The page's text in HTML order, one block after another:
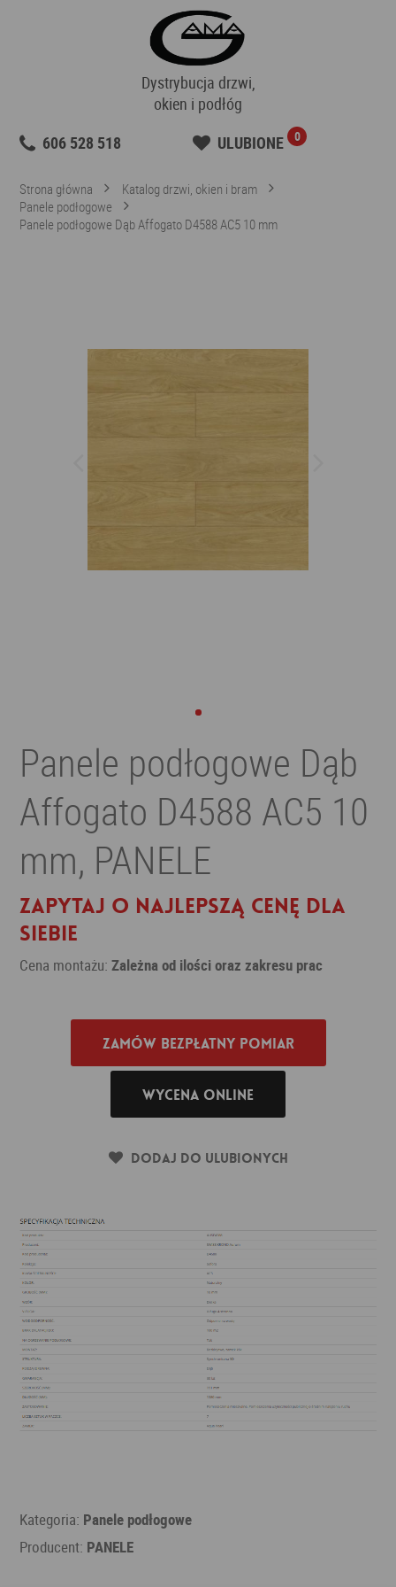
Dystrybucja drzwi,
okien i podłóg
606 528 518
ULUBIONE 0
Strona główna
Katalog drzwi, okien i bram
Panele podłogowe
Panele podłogowe Dąb Affogato D4588 AC5 10 mm
Panele podłogowe Dąb
Affogato D4588 AC5 10
mm, PANELE
Zapytaj o najlepszą cenę dla
siebie
Cena montażu:Zależna od ilości oraz zakresu prac
Zamów bezpłatny pomiar
Wycena online
Dodaj do ulubionych
Kategoria: Panele podłogowe
Producent: PANELE